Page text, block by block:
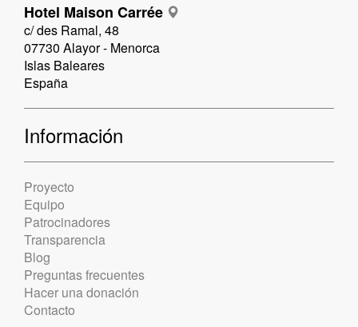
Hotel Maison Carrée
c/ des Ramal, 48
07730 Alayor - Menorca
Islas Baleares
España
Información
Proyecto
Equipo
Patrocinadores
Transparencia
Blog
Preguntas frecuentes
Hacer una donación
Contacto